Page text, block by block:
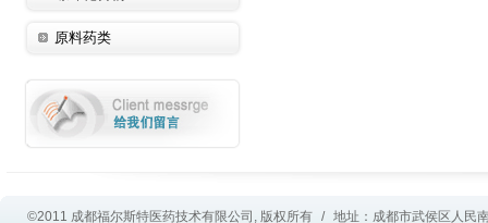
原料药类
©2011 成都福尔斯特医药技术有限公司, 版权所有 / 地址：成都市武侯区人民